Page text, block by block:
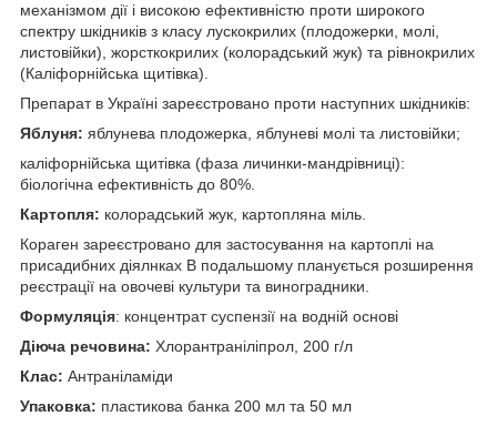
механізмом дії і високою ефективністю проти широкого
спектру шкідників з класу лускокрилих (плодожерки, молі,
листовійки), жорсткокрилих (колорадський жук) та рівнокрилих
(Каліфорнійська щитівка).
Препарат в Україні зареєстровано проти наступних шкідників:
Яблуня: яблунева плодожерка, яблуневі молі та листовійки;
каліфорнійська щитівка (фаза личинки-мандрівниці):
біологічна ефективність до 80%.
Картопля: колорадський жук, картопляна міль.
Кораген зареєстровано для застосування на картоплі на
присадибних діялнках В подальшому планується розширення
реєстрації на овочеві культури та виноградники.
Формуляція: концентрат суспензії на водній основі
Діюча речовина: Хлорантраніліпрол, 200 г/л
Клас: Антраніламіди
Упаковка: пластикова банка 200 мл та 50 мл